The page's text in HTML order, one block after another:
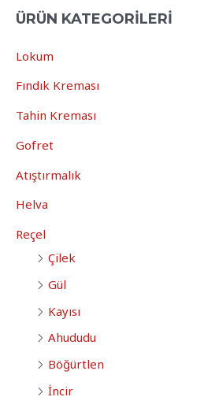
ÜRÜN KATEGORILERI
Lokum
Fındık Kreması
Tahin Kreması
Gofret
Atıştırmalık
Helva
Reçel
Çilek
Gül
Kayısı
Ahududu
Böğürtlen
İncir